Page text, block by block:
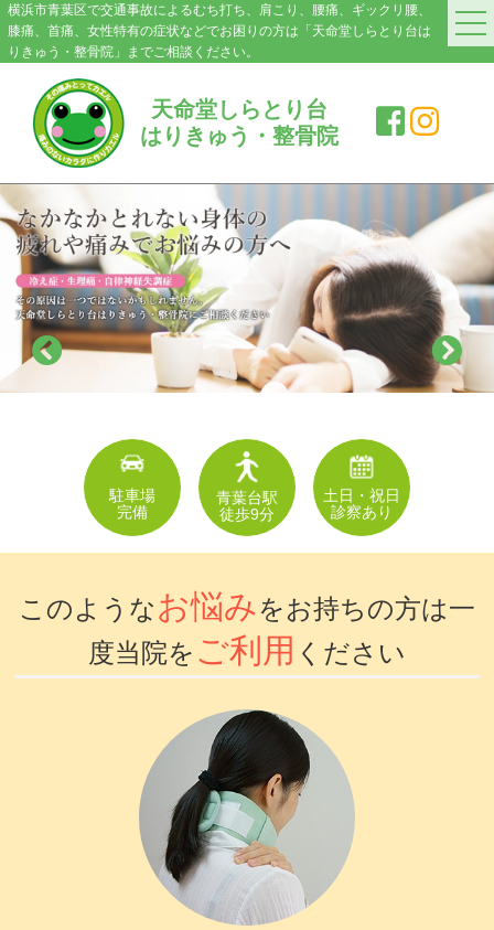
横浜市青葉区で交通事故によるむち打ち、肩こり、腰痛、ギックリ腰、
膝痛、首痛、女性特有の症状などでお困りの方は「天命堂しらとり台は
りきゅう・整骨院」までご相談ください。
天命堂しらとり台
はりきゅう・整骨院
HOME
料金案内
症状別施術メニュー
交通事故|むち打ち
肩こり
腰の痛み・ぎっくり腰
膝の痛み
スポーツ障害
坐骨神経痛
四十肩・五十肩
骨盤矯正
鍼灸・美容鍼灸
猫背矯正・姿勢改善
自律神経失調症
駐車場
完備
青葉台駅
徒歩9分
土日・祝日
診察あり
このような お悩みをお持ちの方は一
度当院を ご利用 ください